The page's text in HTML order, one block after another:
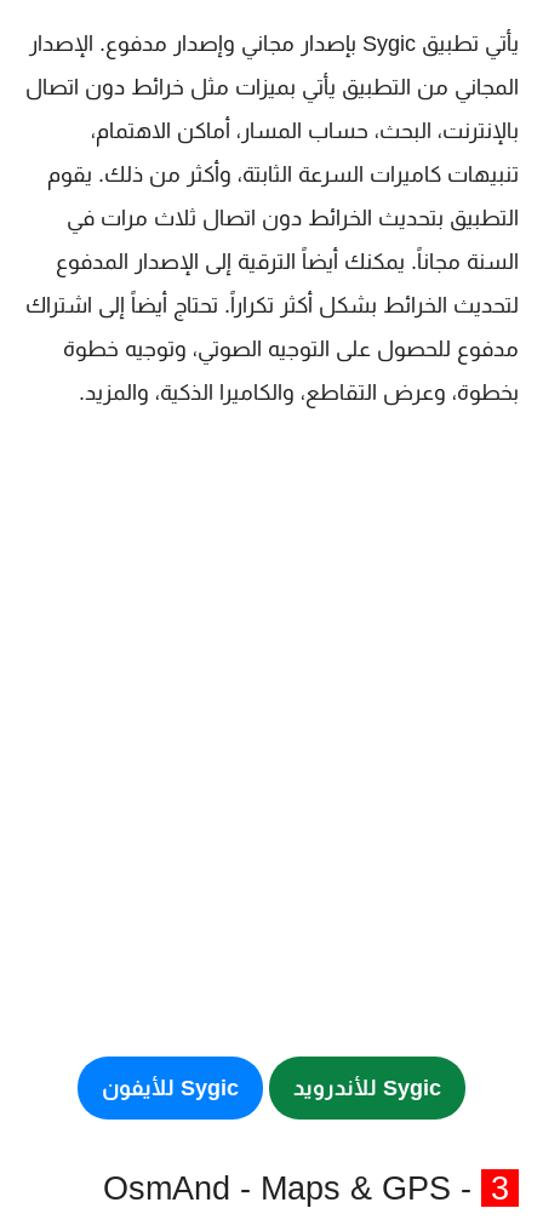
يأتي تطبيق Sygic بإصدار مجاني وإصدار مدفوع. الإصدار
المجاني من التطبيق يأتي بميزات مثل خرائط دون اتصال
بالإنترنت، البحث، حساب المسار، أماكن الاهتمام،
تنبيهات كاميرات السرعة الثابتة، وأكثر من ذلك. يقوم
التطبيق بتحديث الخرائط دون اتصال ثلاث مرات في
السنة مجاناً. يمكنك أيضاً الترقية إلى الإصدار المدفوع
لتحديث الخرائط بشكل أكثر تكراراً. تحتاج أيضاً إلى اشتراك
مدفوع للحصول على التوجيه الصوتي، وتوجيه خطوة
بخطوة، وعرض التقاطع، والكاميرا الذكية، والمزيد.
Sygic للأندرويد Sygic للأيفون
- OsmAnd - Maps & GPS